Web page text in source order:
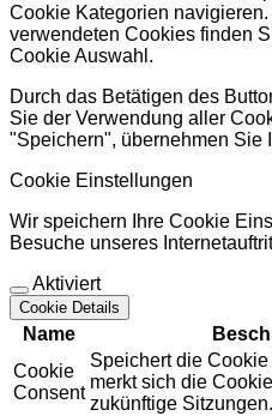
Cookie Kategorien
verwendeten Cookies finden
Cookie Auswahl.
Durch das Betätigen des
Sie der Verwendung aller
"Speichern", übernehmen Sie
Cookie Einstellungen
Wir speichern Ihre Cookie
Besuche unseres
Aktiviert
Cookie Details
Name
Cookie
Consent
Speichert die
merkt sich die
zukünftige Sitzungen.